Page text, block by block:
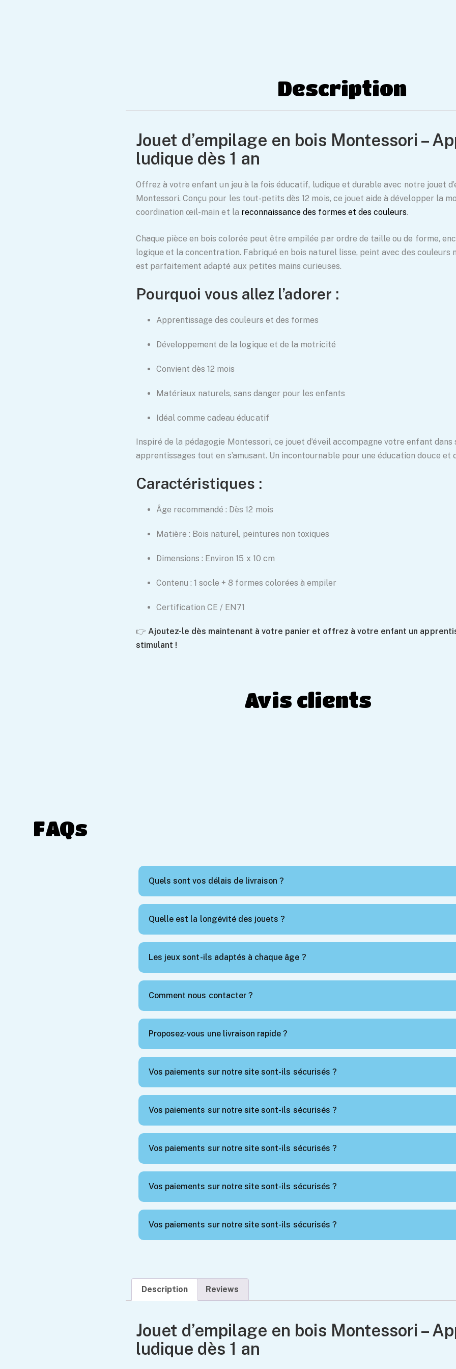
Description
Jouet d’empilage en bois Montessori –
ludique dès 1 an
Offrez à votre enfant un jeu à la fois éducatif, ludique et durable avec notre jouet
Montessori. Conçu pour les tout-petits dès 12 mois, ce jouet aide à développer la
coordination œil-main et la reconnaissance des formes et des couleurs.
Chaque pièce en bois colorée peut être empilée par ordre de taille ou de forme,
logique et la concentration. Fabriqué en bois naturel lisse, peint avec des couleurs
est parfaitement adapté aux petites mains curieuses.
Pourquoi vous allez l’adorer :
Apprentissage des couleurs et des formes
Développement de la logique et de la motricité
Convient dès 12 mois
Matériaux naturels, sans danger pour les enfants
Idéal comme cadeau éducatif
Inspiré de la pédagogie Montessori, ce jouet d’éveil accompagne votre enfant dans
apprentissages tout en s’amusant. Un incontournable pour une éducation douce et
Caractéristiques :
Âge recommandé : Dès 12 mois
Matière : Bois naturel, peintures non toxiques
Dimensions : Environ 15 x 10 cm
Contenu : 1 socle + 8 formes colorées à empiler
Certification CE / EN71
👉 Ajoutez-le dès maintenant à votre panier et offrez à votre enfant un
stimulant !
Avis clients
FAQs
Quels sont vos délais de livraison ?
Quelle est la longévité des jouets ?
Les jeux sont-ils adaptés à chaque âge ?
Comment nous contacter ?
Proposez-vous une livraison rapide ?
Vos paiements sur notre site sont-ils sécurisés ?
Vos paiements sur notre site sont-ils sécurisés ?
Vos paiements sur notre site sont-ils sécurisés ?
Vos paiements sur notre site sont-ils sécurisés ?
Vos paiements sur notre site sont-ils sécurisés ?
Description Reviews
Jouet d’empilage en bois Montessori –
ludique dès 1 an